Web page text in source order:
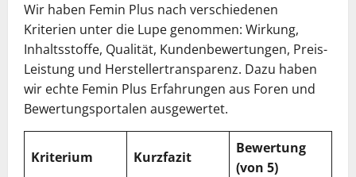
Wir haben Femin Plus nach verschiedenen
Kriterien unter die Lupe genommen: Wirkung,
Inhaltsstoffe, Qualität, Kundenbewertungen, Preis-
Leistung und Herstellertransparenz. Dazu haben
wir echte Femin Plus Erfahrungen aus Foren und
Bewertungsportalen ausgewertet.
Kriterium Kurzfazit
Bewertung
(von 5)